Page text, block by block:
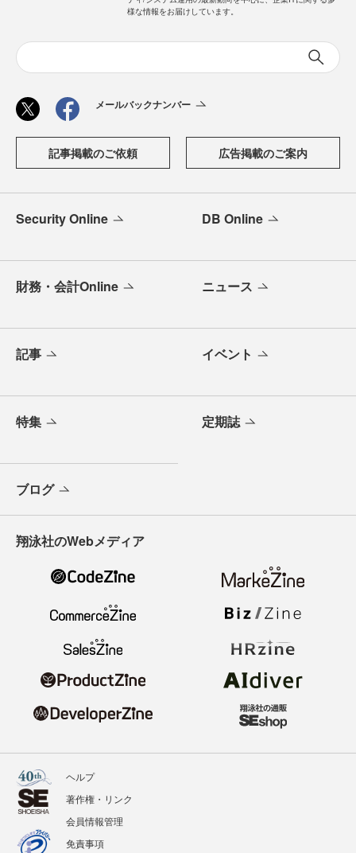
様な情報をお届けしています。
メールバックナンバー
記事掲載のご依頼 広告掲載のご案内
Security Online DB Online
財務・会計Online ニュース
記事 イベント
特集 定期誌
ブログ
翔泳社のWebメディア
ヘルプ
著作権・リンク
会員情報管理
免責事項